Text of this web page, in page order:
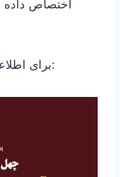
برای اطلاعات دقیق به پوستر زیر مراجعه کنید: